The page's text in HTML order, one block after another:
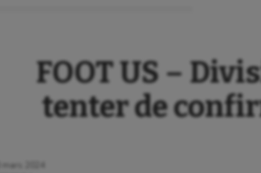
FOOT US –
tenter de
8 mars 2024